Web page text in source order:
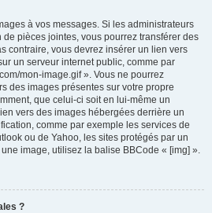
à vos messages. Si les administrateurs
de pièces jointes, vous pourrez transférer des
contraire, vous devrez insérer un lien vers
un serveur internet public, comme par
mon-image.gif ». Vous ne pourrez
des images présentes sur votre propre
que celui-ci soit en lui-même un
vers des images hébergées derrière un
comme par exemple les services de
ou de Yahoo, les sites protégés par un
image, utilisez la balise BBCode « [img] ».
?